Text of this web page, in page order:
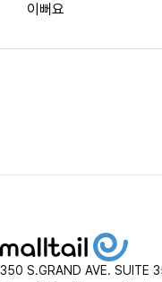
이뻐요
350 S.GRAND AVE.